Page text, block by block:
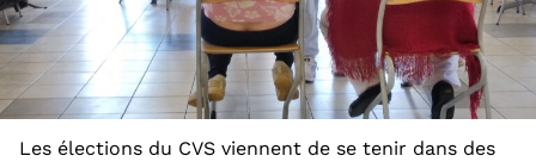
Les élections du CVS viennent de se tenir dans des